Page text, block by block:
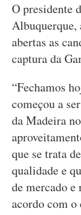
O presidente
Albuquerque,
abertas as
captura da
“Fechamos
começou a
da Madeira
que se trata
qualidade e
de mercado e
acordo com o